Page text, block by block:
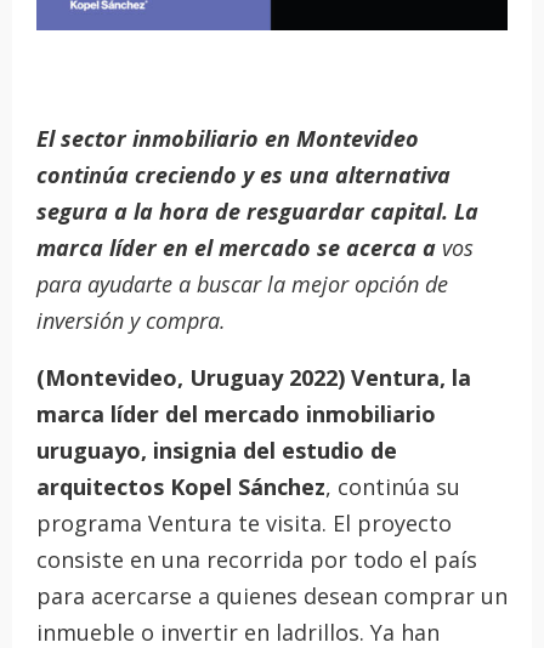
El sector inmobiliario en Montevideo
continúa creciendo y es una alternativa
segura a la hora de resguardar capital. La
marca líder en el mercado se acerca a vos
para ayudarte a buscar la mejor opción de
inversión y compra.
(Montevideo, Uruguay 2022) Ventura, la
marca líder del mercado inmobiliario
uruguayo, insignia del estudio de
arquitectos Kopel Sánchez, continúa su
programa Ventura te visita. El proyecto
consiste en una recorrida por todo el país
para acercarse a quienes desean comprar un
inmueble o invertir en ladrillos. Ya han